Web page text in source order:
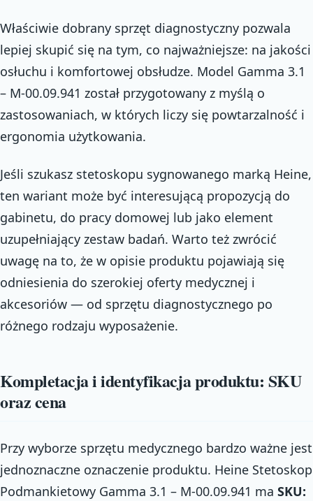
Właściwie dobrany sprzęt diagnostyczny pozwala
lepiej skupić się na tym, co najważniejsze: na jakości
osłuchu i komfortowej obsłudze. Model Gamma 3.1
– M-00.09.941 został przygotowany z myślą o
zastosowaniach, w których liczy się powtarzalność i
ergonomia użytkowania.
Jeśli szukasz stetoskopu sygnowanego marką Heine,
ten wariant może być interesującą propozycją do
gabinetu, do pracy domowej lub jako element
uzupełniający zestaw badań. Warto też zwrócić
uwagę na to, że w opisie produktu pojawiają się
odniesienia do szerokiej oferty medycznej i
akcesoriów — od sprzętu diagnostycznego po
różnego rodzaju wyposażenie.
Kompletacja i identyfikacja produktu: SKU
oraz cena
Przy wyborze sprzętu medycznego bardzo ważne jest
jednoznaczne oznaczenie produktu. Heine Stetoskop
Podmankietowy Gamma 3.1 – M-00.09.941 ma SKU: